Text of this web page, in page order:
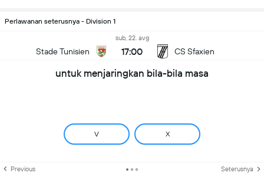
Perlawanan seterusnya - Division 1
Stade Tunisien
sub, 22. avg
17:00 CS Sfaxien
untuk menjaringkan bila-bila masa
V X
Previous Seterusnya